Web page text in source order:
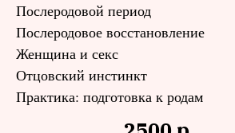
Потуги
Послеродовой период
Послеродовое
восстановление
Женщина и секс
Послеродовой период
Послеродовое восстановление
Женщина и секс
Отцовский инстинкт
Практика: подготовка к родам